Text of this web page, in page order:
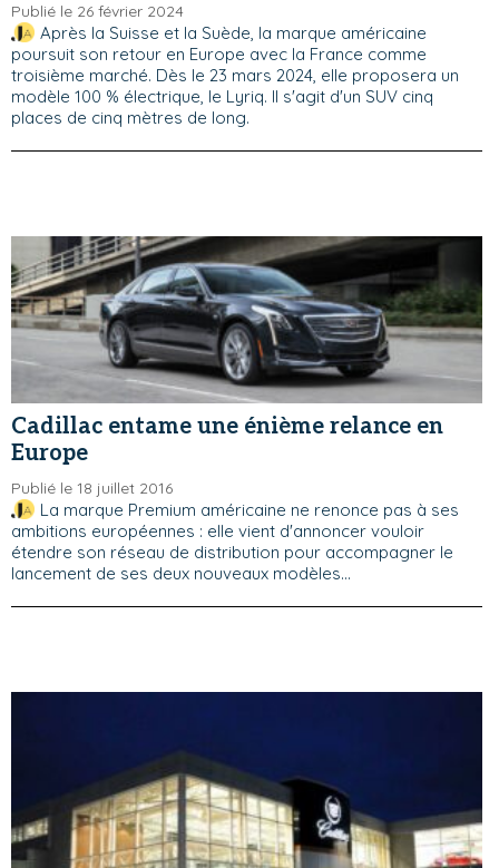
Publié le 26 février 2024
Après la Suisse et la Suède, la marque américaine
poursuit son retour en Europe avec la France comme
troisième marché. Dès le 23 mars 2024, elle proposera un
modèle 100 % électrique, le Lyriq. Il s'agit d'un SUV cinq
places de cinq mètres de long.
Cadillac entame une énième relance en
Europe
Publié le 18 juillet 2016
La marque Premium américaine ne renonce pas à ses
ambitions européennes : elle vient d'annoncer vouloir
étendre son réseau de distribution pour accompagner le
lancement de ses deux nouveaux modèles…